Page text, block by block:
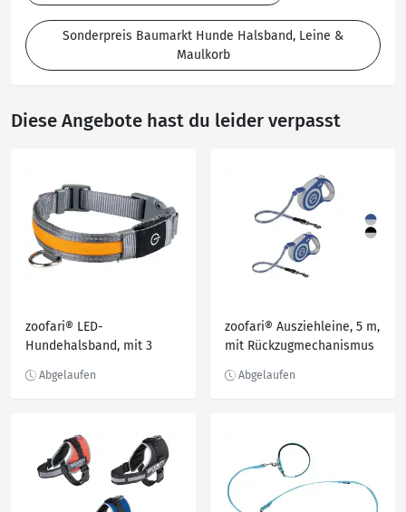
Sonderpreis Baumarkt Hunde Halsband, Leine &
Maulkorb
Diese Angebote hast du leider verpasst
zoofari® LED-
Hundehalsband, mit 3
zoofari® Ausziehleine, 5 m,
mit Rückzugmechanismus